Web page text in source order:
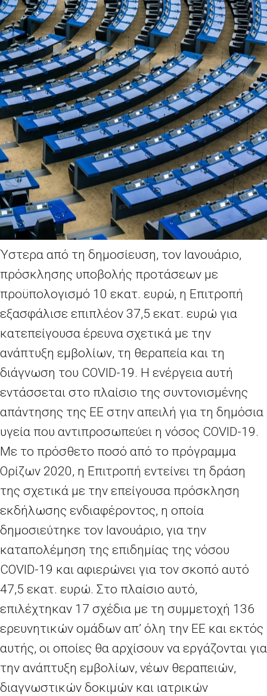
Ύστερα από τη δημοσίευση, τον Ιανουάριο,
πρόσκλησης υποβολής προτάσεων με
προϋπολογισμό 10 εκατ. ευρώ, η Επιτροπή
εξασφάλισε επιπλέον 37,5 εκατ. ευρώ για
κατεπείγουσα έρευνα σχετικά με την
ανάπτυξη εμβολίων, τη θεραπεία και τη
διάγνωση του COVID-19. Η ενέργεια αυτή
εντάσσεται στο πλαίσιο της συντονισμένης
απάντησης της ΕΕ στην απειλή για τη δημόσια
υγεία που αντιπροσωπεύει η νόσος COVID-19.
Με το πρόσθετο ποσό από το πρόγραμμα
Ορίζων 2020, η Επιτροπή εντείνει τη δράση
της σχετικά με την επείγουσα πρόσκληση
εκδήλωσης ενδιαφέροντος, η οποία
δημοσιεύτηκε τον Ιανουάριο, για την
καταπολέμηση της επιδημίας της νόσου
COVID-19 και αφιερώνει για τον σκοπό αυτό
47,5 εκατ. ευρώ. Στο πλαίσιο αυτό,
επιλέχτηκαν 17 σχέδια με τη συμμετοχή 136
ερευνητικών ομάδων απ’ όλη την ΕΕ και εκτός
αυτής, οι οποίες θα αρχίσουν να εργάζονται για
την ανάπτυξη εμβολίων, νέων θεραπειών,
διαγνωστικών δοκιμών και ιατρικών